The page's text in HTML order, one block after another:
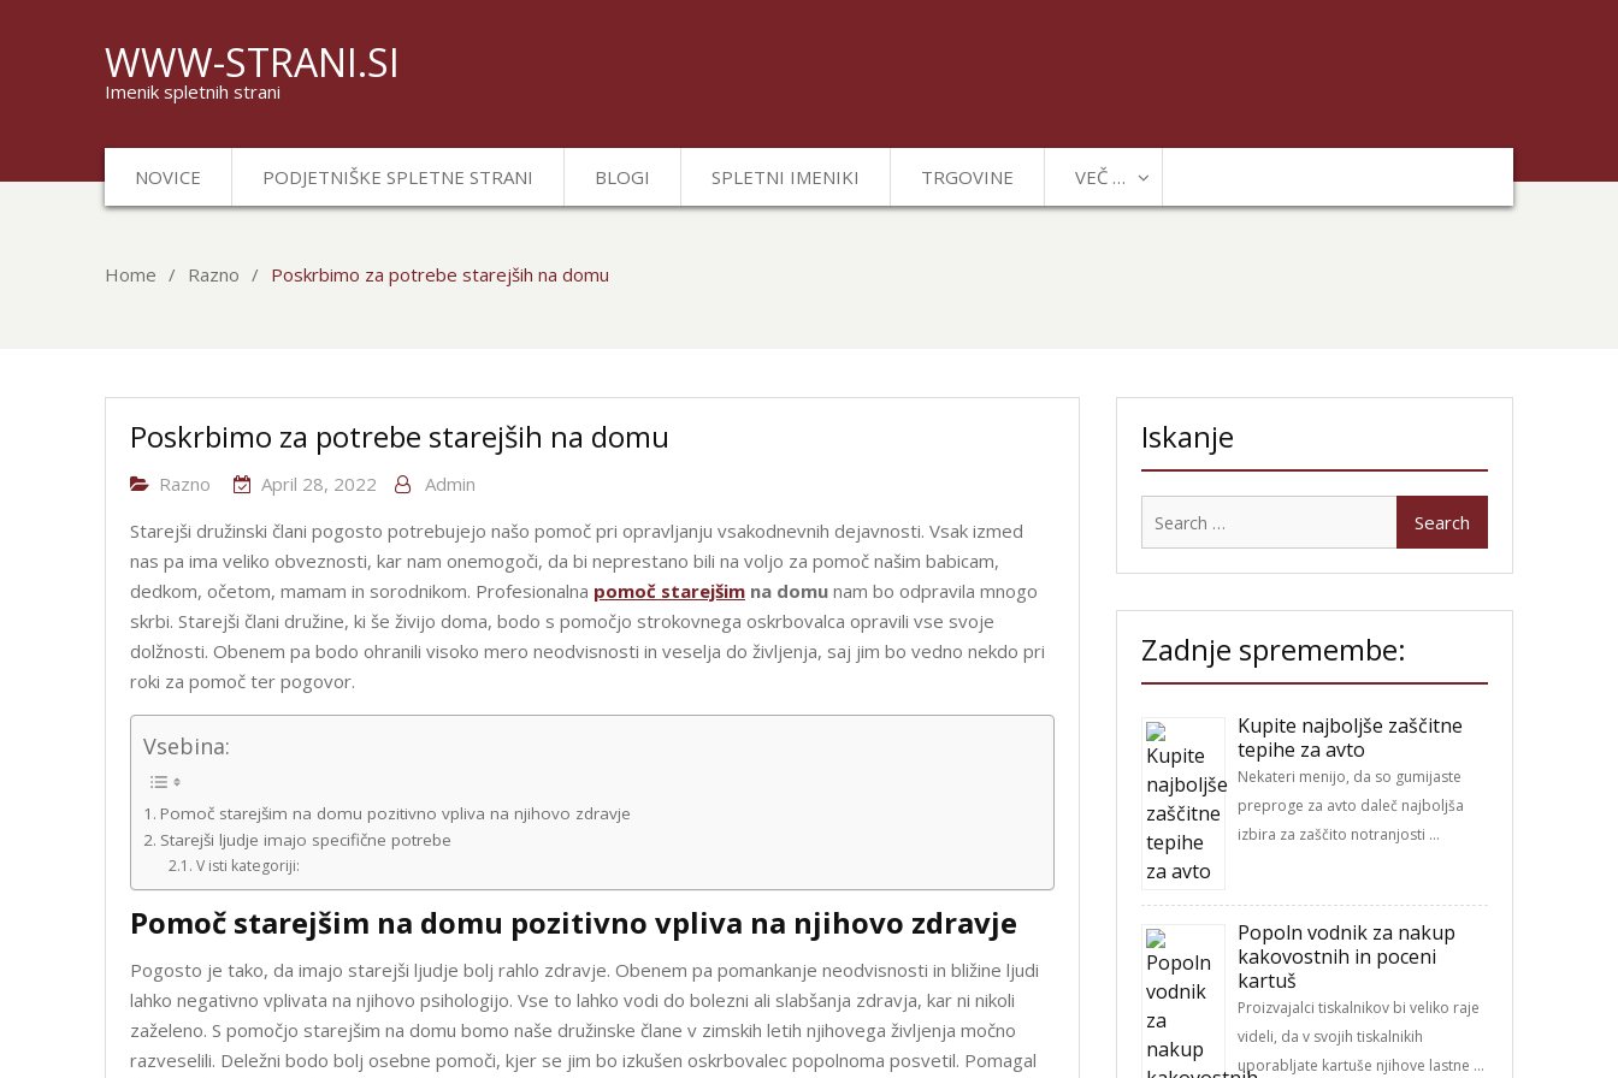
WWW-STRANI.SI
Imenik spletnih strani
NOVICE PODJETNIŠKE SPLETNE STRANI BLOGI SPLETNI IMENIKI TRGOVINE VEČ …
Home Razno Poskrbimo za potrebe starejših na domu
Poskrbimo za potrebe starejših na domu
Razno April 28, 2022
Admin
Starejši družinski člani pogosto potrebujejo našo pomoč pri opravljanju vsakodnevnih dejavnosti. Vsak izmed
nas pa ima veliko obveznosti, kar nam onemogoči, da bi neprestano bili na voljo za pomoč našim babicam,
dedkom, očetom, mamam in sorodnikom. Profesionalna pomoč starejšim na domu nam bo odpravila mnogo
skrbi. Starejši člani družine, ki še živijo doma, bodo s pomočjo strokovnega oskrbovalca opravili vse svoje
dolžnosti. Obenem pa bodo ohranili visoko mero neodvisnosti in veselja do življenja, saj jim bo vedno nekdo pri
roki za pomoč ter pogovor.
Vsebina:
Pomoč starejšim na domu pozitivno vpliva na njihovo zdravje
Starejši ljudje imajo specifične potrebe
V isti kategoriji:
Pomoč starejšim na domu pozitivno vpliva na njihovo zdravje
Pogosto je tako, da imajo starejši ljudje bolj rahlo zdravje. Obenem pa pomankanje neodvisnosti in bližine ljudi
lahko negativno vplivata na njihovo psihologijo. Vse to lahko vodi do bolezni ali slabšanja zdravja, kar ni nikoli
zaželeno. S pomočjo starejšim na domu bomo naše družinske člane v zimskih letih njihovega življenja močno
razveselili. Deležni bodo bolj osebne pomoči, kjer se jim bo izkušen oskrbovalec popolnoma posvetil. Pomagal
Iskanje
Zadnje spremembe:
Kupite najboljše zaščitne
tepihe za avto
Nekateri menijo, da so gumijaste
preproge za avto daleč najboljša
izbira za zaščito notranjosti …
Popoln vodnik za nakup
kakovostnih in poceni
kartuš
Proizvajalci tiskalnikov bi veliko raje
videli, da v svojih tiskalnikih
uporabljate kartuše njihove lastne …